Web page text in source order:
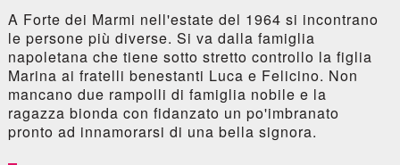
A Forte dei Marmi nell'estate del 1964 si incontrano
le persone più diverse. Si va dalla famiglia
napoletana che tiene sotto stretto controllo la figlia
Marina ai fratelli benestanti Luca e Felicino. Non
mancano due rampolli di famiglia nobile e la
ragazza bionda con fidanzato un po'imbranato
pronto ad innamorarsi di una bella signora.